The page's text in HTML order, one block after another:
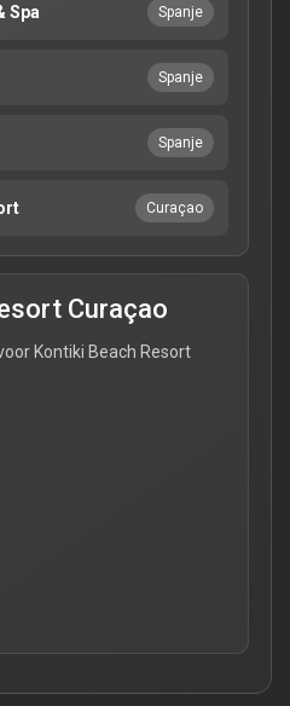
Curaçao
Kontiki Beach Resort
Spa Spanje
Spanje
Spanje
Curaçao